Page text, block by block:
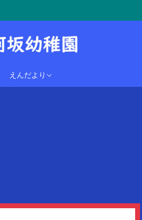
えんだより
2024年度